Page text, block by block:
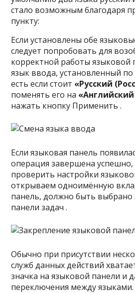
стало возможным благодаря
пункту:
Если установлены обе
следует попробовать для
корректной работы языковой
язык ввода, установленный
есть если стоит «Русский
поменять его на
нажать кнопку Применить .
Если языковая панель
операция завершена
проверить настройки
открываем одноимённую
панель, должно быть выбрано
панели задач .
Обычно при присутствии
служб данных действий
значка на языковой панели и
переключения между языками.